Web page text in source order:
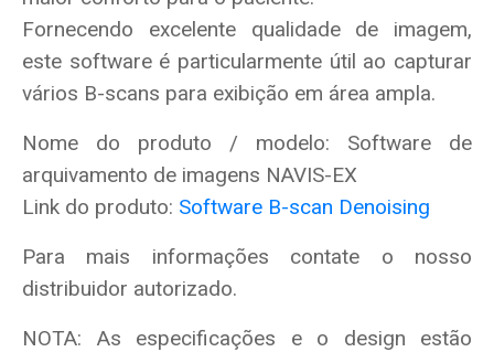
Fornecendo excelente qualidade de imagem,
este software é particularmente útil ao capturar
vários B-scans para exibição em área ampla.
Nome do produto / modelo: Software de
arquivamento de imagens NAVIS-EX
Link do produto: Software B-scan Denoising
Para mais informações contate o nosso
distribuidor autorizado.
NOTA: As especificações e o design estão